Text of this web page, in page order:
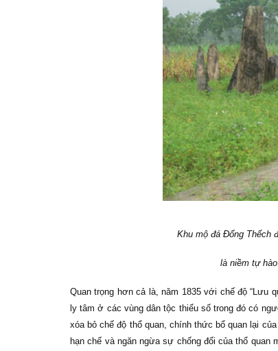
Khu mộ đá Đống Thếch
là niềm tự
Quan trọng hơn cả là, năm 1835 với chế độ “Lưu
ly tâm ở các vùng dân tộc thiểu số trong đó có
xóa bỏ chế độ thổ quan, chính thức bổ quan lại
hạn chế và ngăn ngừa sự chống đối của thổ